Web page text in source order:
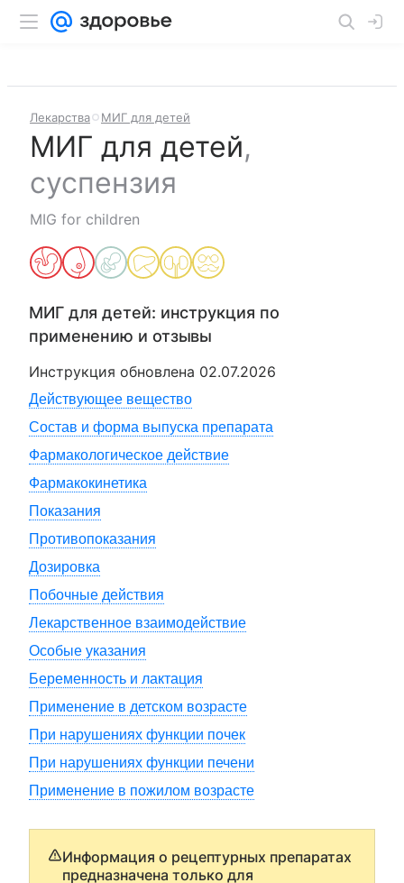
Лекарства МИГ для детей
МИГ для детей,
суспензия
MIG for children
МИГ для детей: инструкция по
применению и отзывы
Инструкция обновлена 02.07.2026
Действующее вещество
Состав и форма выпуска препарата
Фармакологическое действие
Фармакокинетика
Показания
Противопоказания
Дозировка
Побочные действия
Лекарственное взаимодействие
Особые указания
Беременность и лактация
Применение в детском возрасте
При нарушениях функции почек
При нарушениях функции печени
Применение в пожилом возрасте
Информация о рецептурных препаратах
предназначена только для